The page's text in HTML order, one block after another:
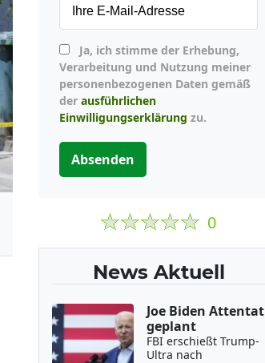
Verarbeitung und Nutzung meiner
personenbezogenen Daten gemäß
der ausführlichen
Einwilligungserklärung zu.
Absenden
0
News Aktuell
Joe Biden Attentat
geplant
FBI erschießt Trump-
Ultra nach